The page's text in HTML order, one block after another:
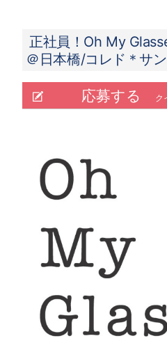
正社員！Oh My
＠日本橋/コレド＊サ
応募する ク